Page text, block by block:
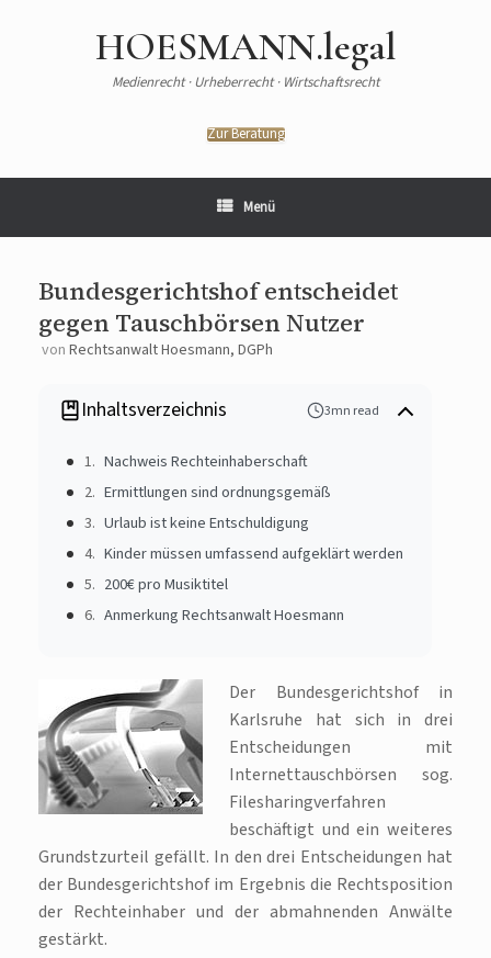
HOESMANN.legal
Medienrecht · Urheberrecht · Wirtschaftsrecht
Zur Beratung
Menü
Bundesgerichtshof entscheidet
gegen Tauschbörsen Nutzer
von Rechtsanwalt Hoesmann, DGPh
Inhaltsverzeichnis 3mn read
Nachweis Rechteinhaberschaft
Ermittlungen sind ordnungsgemäß
Urlaub ist keine Entschuldigung
Kinder müssen umfassend aufgeklärt werden
200€ pro Musiktitel
Anmerkung Rechtsanwalt Hoesmann
Der Bundesgerichtshof in
Karlsruhe hat sich in drei
Entscheidungen mit
Internettauschbörsen sog.
Filesharingverfahren
beschäftigt und ein weiteres
Grundstzurteil gefällt. In den drei Entscheidungen hat
der Bundesgerichtshof im Ergebnis die Rechtsposition
der Rechteinhaber und der abmahnenden Anwälte
gestärkt.